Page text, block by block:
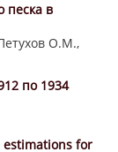
песка в
О.М.,
по 1934
estimations for